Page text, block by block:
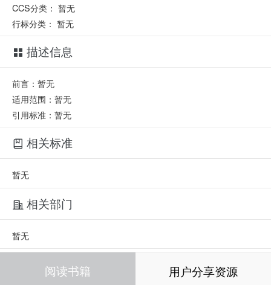
CCS分类： 暂无
行标分类： 暂无
描述信息
前言：暂无
适用范围：暂无
引用标准：暂无
相关标准
暂无
相关部门
暂无
相关人员
阅读书籍 用户分享资源